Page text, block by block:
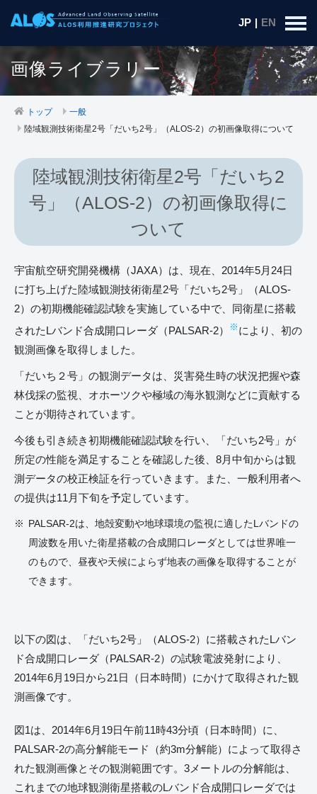
JP | EN
画像ライブラリー
トップ
一般
陸域観測技術衛星2号「だいち2号」（ALOS-2）の初画像取得について
陸域観測技術衛星2号「だいち2
号」（ALOS-2）の初画像取得に
ついて
宇宙航空研究開発機構（JAXA）は、現在、2014年5月24日
に打ち上げた陸域観測技術衛星2号「だいち2号」（ALOS-
2）の初期機能確認試験を実施している中で、同衛星に搭載
されたLバンド合成開口レーダ（PALSAR-2）
※ により、初の
観測画像を取得しました。
「だいち２号」の観測データは、災害発生時の状況把握や森
林伐採の監視、オホーツクや極域の海氷観測などに貢献する
ことが期待されています。
今後も引き続き初期機能確認試験を行い、「だいち2号」が
所定の性能を満足することを確認した後、8月中旬からは観
測データの校正検証を行っていきます。また、一般利用者へ
の提供は11月下旬を予定しています。
PALSAR-2は、地殻変動や地球環境の監視に適したLバンドの
周波数を用いた衛星搭載の合成開口レーダとしては世界唯一
のもので、昼夜や天候によらず地表の画像を取得することが
できます。
以下の図は、「だいち2号」（ALOS-2）に搭載されたLバン
ド合成開口レーダ（PALSAR-2）の試験電波発射により、
2014年6月19日から21日（日本時間）にかけて取得された観
測画像です。
図1は、2014年6月19日午前11時43分頃（日本時間）に、
PALSAR-2の高分解能モード（約3m分解能）によって取得さ
れた観測画像とその観測範囲です。3メートルの分解能は、
これまでの地球観測衛星搭載のLバンド合成開口レーダでは